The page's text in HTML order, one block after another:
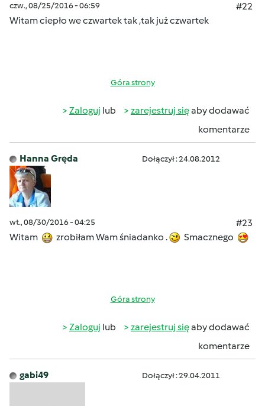
czw., 08/25/2016 - 06:59
#22
Witam ciepło we czwartek tak ,tak już czwartek
Góra strony
Zaloguj lub zarejestruj sięaby dodawać
komentarze
Hanna Gręda Dołączył : 24.08.2012
wt., 08/30/2016 - 04:25
#23
Witam
zrobiłam Wam śniadanko . Smacznego
Góra strony
Zaloguj lub zarejestruj sięaby dodawać
komentarze
gabi49 Dołączył : 29.04.2011